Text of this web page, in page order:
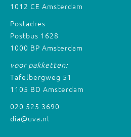
1012 CE Amsterdam
Postadres
Postbus 1628
1000 BP Amsterdam
voor pakketten:
Tafelbergweg 51
1105 BD Amsterdam
020 525 3690
dia@uva.nl